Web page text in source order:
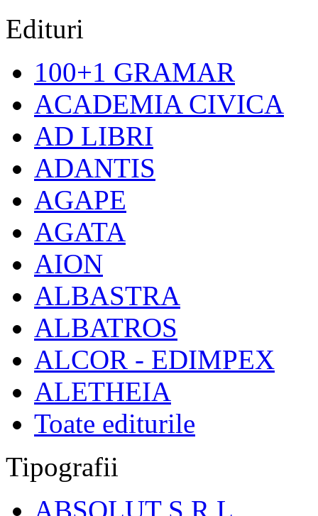
Edituri
100+1 GRAMAR
ACADEMIA CIVICA
AD LIBRI
ADANTIS
AGAPE
AGATA
AION
ALBASTRA
ALBATROS
ALCOR - EDIMPEX
ALETHEIA
Toate editurile
Tipografii
ABSOLUT S.R.L